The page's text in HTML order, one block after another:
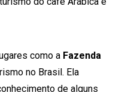
como a Fazenda
no Brasil. Ela
de alguns